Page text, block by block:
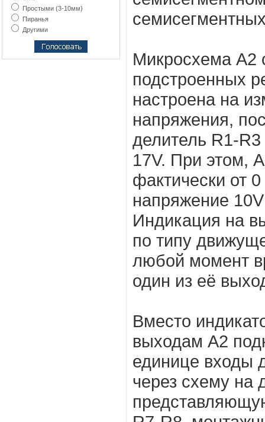
Простыми (3-10мм)
Пиранья
Другими
Микросхема
подстроенных
настроена на
напряжения,
делитель R1-
17V. При этом,
фактически от
напряжение
Индикация на
по типу
любой момент
один из её
Вместо
выходам А2
единице входы
через схему на